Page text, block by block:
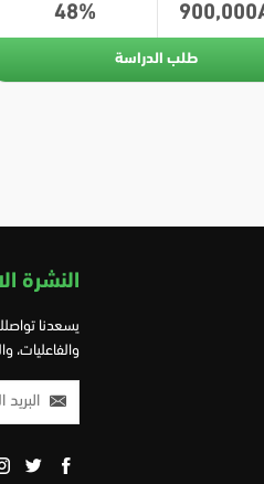
900,000
48
طلب الدراسة
النشرة
يسعدنا
والفاعليات،